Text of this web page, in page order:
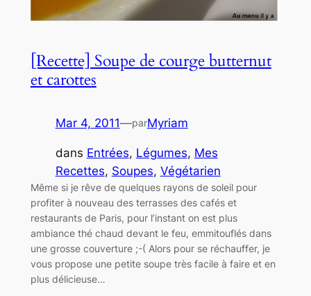
[Recette] Soupe de courge butternut
et carottes
Mar 4, 2011—parMyriam
dans Entrées, Légumes, Mes
Recettes, Soupes, Végétarien
Même si je rêve de quelques rayons de soleil pour
profiter à nouveau des terrasses des cafés et
restaurants de Paris, pour l’instant on est plus
ambiance thé chaud devant le feu, emmitouflés dans
une grosse couverture ;-( Alors pour se réchauffer, je
vous propose une petite soupe très facile à faire et en
plus délicieuse…